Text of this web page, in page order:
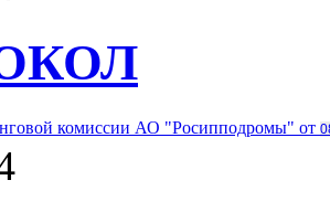
комиссии АО "Росипподромы" от